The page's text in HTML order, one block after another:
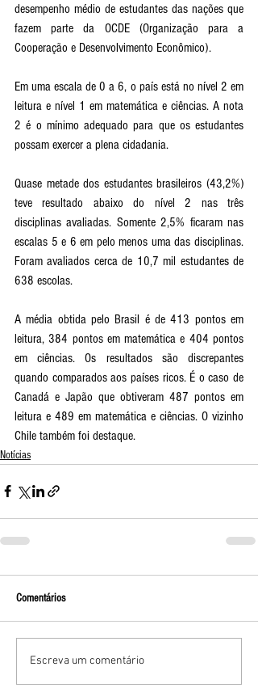
desempenho médio de estudantes das nações que
fazem parte da OCDE (Organização para a
Cooperação e Desenvolvimento Econômico).
Em uma escala de 0 a 6, o país está no nível 2 em
leitura e nível 1 em matemática e ciências. A nota
2 é o mínimo adequado para que os estudantes
possam exercer a plena cidadania.
Quase metade dos estudantes brasileiros (43,2%)
teve resultado abaixo do nível 2 nas três
disciplinas avaliadas. Somente 2,5% ficaram nas
escalas 5 e 6 em pelo menos uma das disciplinas.
Foram avaliados cerca de 10,7 mil estudantes de
638 escolas.
A média obtida pelo Brasil é de 413 pontos em
leitura, 384 pontos em matemática e 404 pontos
em ciências. Os resultados são discrepantes
quando comparados aos países ricos. É o caso de
Canadá e Japão que obtiveram 487 pontos em
leitura e 489 em matemática e ciências. O vizinho
Chile também foi destaque.
Notícias
Comentários
Escreva um comentário